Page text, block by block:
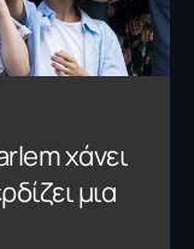
χάνει
μια